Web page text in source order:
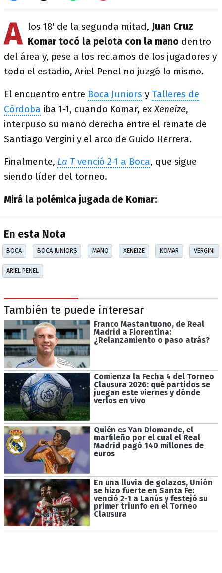
A los 18' de la segunda mitad, Juan Cruz
Komar tocó la pelota con la mano dentro
del área y, pese a los reclamos de los jugadores y
todo el estadio, Ariel Penel no juzgó lo mismo.
El encuentro entre Boca Juniors y Talleres de
Córdoba iba 1-1, cuando Komar, exXeneize,
interpuso su mano derecha entre el remate de
Santiago Vergini y el arco de Guido Herrera.
Finalmente, La Tvenció 2-1 a Boca, que sigue
siendo líder del torneo.
Mirá la polémica jugada de Komar:
En esta Nota
BOCA BOCA JUNIORS MANO XENEIZE KOMAR VERGINI
ARIEL PENEL
También te puede interesar
Franco Mastantuono, de Real
Madrid a Fiorentina:
¿Relanzamiento o paso atrás?
Comienza la Fecha 4 del Torneo
Clausura 2026: qué partidos se
juegan este viernes y dónde
verlos en vivo
Quién es Yan Diomande, el
marfileño por el cual el Real
Madrid pagó 140 millones de
euros
En una lluvia de golazos, Unión
se hizo fuerte en Santa Fe:
venció 2-1 a Lanús y festejó su
primer triunfo en el Torneo
Clausura